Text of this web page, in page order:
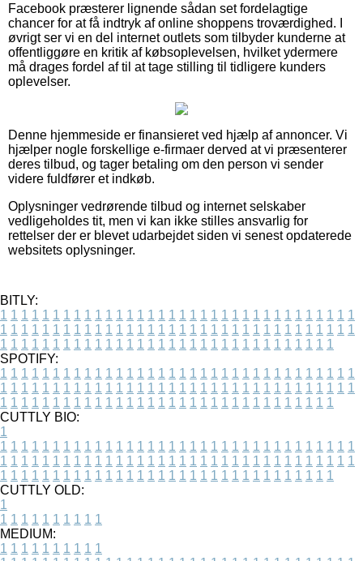
Facebook præsterer lignende sådan set fordelagtige
chancer for at få indtryk af online shoppens troværdighed. I
øvrigt ser vi en del internet outlets som tilbyder kunderne at
offentliggøre en kritik af købsoplevelsen, hvilket ydermere
må drages fordel af til at tage stilling til tidligere kunders
oplevelser.
Denne hjemmeside er finansieret ved hjælp af annoncer. Vi
hjælper nogle forskellige e-firmaer derved at vi præsenterer
deres tilbud, og tager betaling om den person vi sender
videre fuldfører et indkøb.
Oplysninger vedrørende tilbud og internet selskaber
vedligeholdes tit, men vi kan ikke stilles ansvarlig for
rettelser der er blevet udarbejdet siden vi senest opdaterede
websitets oplysninger.
BITLY:
1 1 1 1 1 1 1 1 1 1 1 1 1 1 1 1 1 1 1 1 1 1 1 1 1 1 1 1 1 1 1 1 1 1
1 1 1 1 1 1 1 1 1 1 1 1 1 1 1 1 1 1 1 1 1 1 1 1 1 1 1 1 1 1 1 1 1 1
1 1 1 1 1 1 1 1 1 1 1 1 1 1 1 1 1 1 1 1 1 1 1 1 1 1 1 1 1 1 1 1
SPOTIFY:
1 1 1 1 1 1 1 1 1 1 1 1 1 1 1 1 1 1 1 1 1 1 1 1 1 1 1 1 1 1 1 1 1 1
1 1 1 1 1 1 1 1 1 1 1 1 1 1 1 1 1 1 1 1 1 1 1 1 1 1 1 1 1 1 1 1 1 1
1 1 1 1 1 1 1 1 1 1 1 1 1 1 1 1 1 1 1 1 1 1 1 1 1 1 1 1 1 1 1 1
CUTTLY BIO:
1
1 1 1 1 1 1 1 1 1 1 1 1 1 1 1 1 1 1 1 1 1 1 1 1 1 1 1 1 1 1 1 1 1 1
1 1 1 1 1 1 1 1 1 1 1 1 1 1 1 1 1 1 1 1 1 1 1 1 1 1 1 1 1 1 1 1 1 1
1 1 1 1 1 1 1 1 1 1 1 1 1 1 1 1 1 1 1 1 1 1 1 1 1 1 1 1 1 1 1 1
CUTTLY OLD:
1
1 1 1 1 1 1 1 1 1 1
MEDIUM:
1 1 1 1 1 1 1 1 1 1